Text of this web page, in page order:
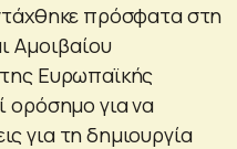
πρόσφατα στη
Αμοιβαίου
Ευρωπαϊκής
ορόσημο για να
για τη δημιουργία